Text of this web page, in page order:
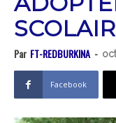
Par FT-REDBURKINA -
Facebook